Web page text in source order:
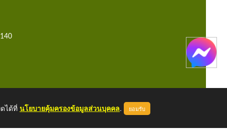
หน้าแรก ผู้ดูแลระบบ
ได้ที่ นโยบายคุ้มครองข้อมูลส่วนบุคคล. ยอมรับ